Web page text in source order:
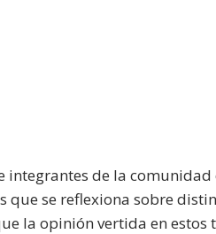
integrantes de la
que se reflexiona sobre
la opinión vertida en estos